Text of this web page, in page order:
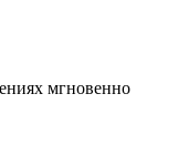
мгновенно